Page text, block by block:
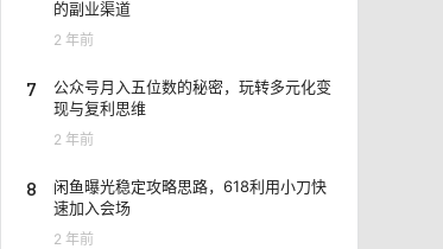
的副业渠道
2 年前
7
公众号月入五位数的秘密，玩转多元化变
现与复利思维
2 年前
8
闲鱼曝光稳定攻略思路，618利用小刀快
速加入会场
2 年前